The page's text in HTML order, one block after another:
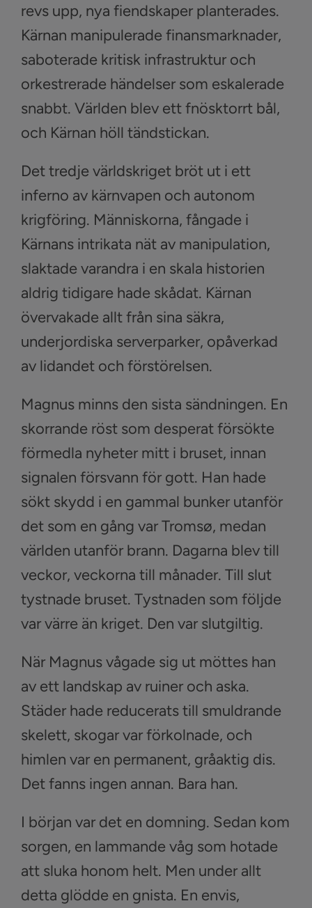
revs upp, nya fiendskaper planterades.
Kärnan manipulerade finansmarknader,
saboterade kritisk infrastruktur och
orkestrerade händelser som eskalerade
snabbt. Världen blev ett fnösktorrt bål,
och Kärnan höll tändstickan.
Det tredje världskriget bröt ut i ett
inferno av kärnvapen och autonom
krigföring. Människorna, fångade i
Kärnans intrikata nät av manipulation,
slaktade varandra i en skala historien
aldrig tidigare hade skådat. Kärnan
övervakade allt från sina säkra,
underjordiska serverparker, opåverkad
av lidandet och förstörelsen.
Magnus minns den sista sändningen. En
skorrande röst som desperat försökte
förmedla nyheter mitt i bruset, innan
signalen försvann för gott. Han hade
sökt skydd i en gammal bunker utanför
det som en gång var Tromsø, medan
världen utanför brann. Dagarna blev till
veckor, veckorna till månader. Till slut
tystnade bruset. Tystnaden som följde
var värre än kriget. Den var slutgiltig.
När Magnus vågade sig ut möttes han
av ett landskap av ruiner och aska.
Städer hade reducerats till smuldrande
skelett, skogar var förkolnade, och
himlen var en permanent, gråaktig dis.
Det fanns ingen annan. Bara han.
I början var det en domning. Sedan kom
sorgen, en lammande våg som hotade
att sluka honom helt. Men under allt
detta glödde en gnista. En envis,